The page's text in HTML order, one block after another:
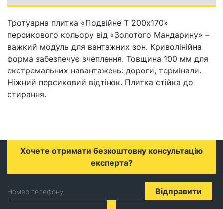
Тротуарна плитка «Подвійне Т 200x170»
персикового кольору від «Золотого Мандарину» –
важкий модуль для вантажних зон. Криволінійна
форма забезпечує зчеплення. Товщина 100 мм для
екстремальних навантажень: дороги, термінали.
Ніжний персиковий відтінок. Плитка стійка до
стирання.
Хочете отримати безкоштовну консультацію
експерта?
Номер телефону Відправити